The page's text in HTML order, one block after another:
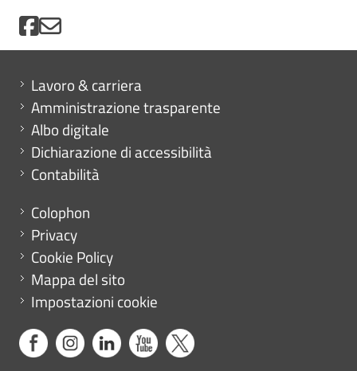
Mini menu di servizio
Lavoro & carriera
Amministrazione trasparente
Albo digitale
Dichiarazione di accessibilità
Contabilità
Menu footer
Colophon
Privacy
Cookie Policy
Mappa del sito
Impostazioni cookie